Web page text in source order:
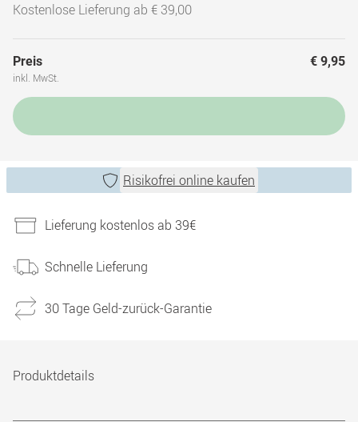
Kostenlose Lieferung ab € 39,00
Preis
inkl. MwSt.
€ 9,95
Risikofrei online kaufen
Lieferung kostenlos ab 39€
Schnelle Lieferung
30 Tage Geld-zurück-Garantie
Produktdetails